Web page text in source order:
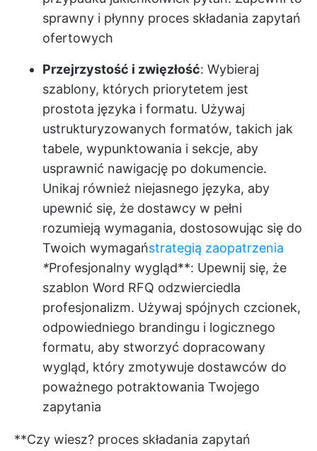
sprawny i płynny proces składania zapytań
ofertowych
Przejrzystość i zwięzłość: Wybieraj
szablony, których priorytetem jest
prostota języka i formatu. Używaj
ustrukturyzowanych formatów, takich jak
tabele, wypunktowania i sekcje, aby
usprawnić nawigację po dokumencie.
Unikaj również niejasnego języka, aby
upewnić się, że dostawcy w pełni
rozumieją wymagania, dostosowując się do
Twoich wymagaństrategią zaopatrzenia
*Profesjonalny wygląd**: Upewnij się, że
szablon Word RFQ odzwierciedla
profesjonalizm. Używaj spójnych czcionek,
odpowiedniego brandingu i logicznego
formatu, aby stworzyć dopracowany
wygląd, który zmotywuje dostawców do
poważnego potraktowania Twojego
zapytania
**Czy wiesz? proces składania zapytań